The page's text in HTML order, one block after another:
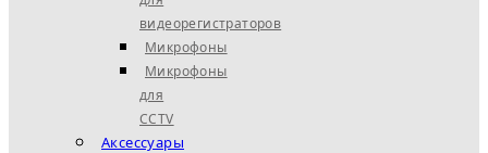
видеорегистраторов
Микрофоны
Микрофоны
для
CCTV
Аксессуары